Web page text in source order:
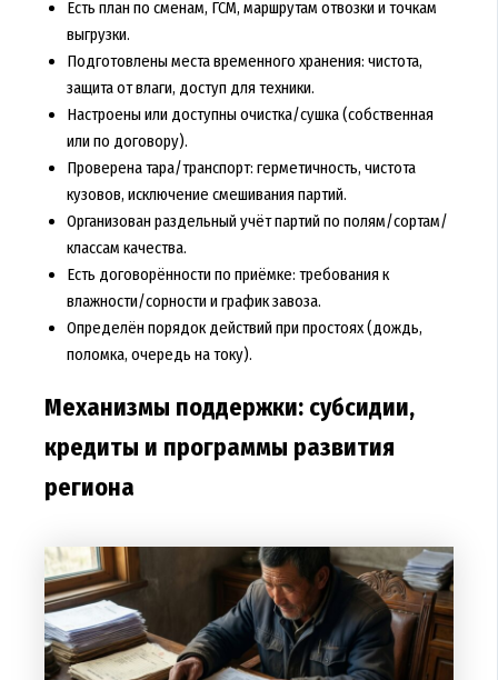
Есть план по сменам, ГСМ, маршрутам отвозки и точкам
выгрузки.
Подготовлены места временного хранения: чистота,
защита от влаги, доступ для техники.
Настроены или доступны очистка/сушка (собственная
или по договору).
Проверена тара/транспорт: герметичность, чистота
кузовов, исключение смешивания партий.
Организован раздельный учёт партий по полям/сортам/
классам качества.
Есть договорённости по приёмке: требования к
влажности/сорности и график завоза.
Определён порядок действий при простоях (дождь,
поломка, очередь на току).
Механизмы поддержки: субсидии,
кредиты и программы развития
региона